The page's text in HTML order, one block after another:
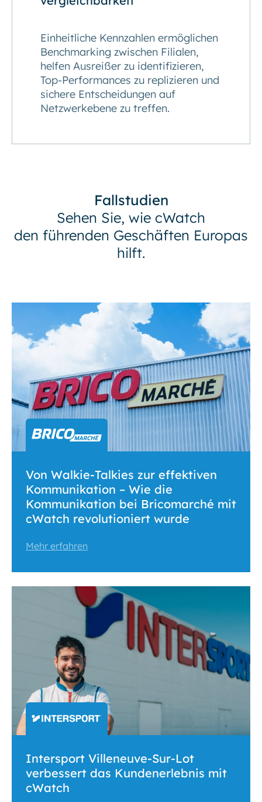
Einheitliche Kennzahlen ermöglichen
Benchmarking zwischen Filialen,
helfen Ausreißer zu identifizieren,
Top-Performances zu replizieren und
sichere Entscheidungen auf
Netzwerkebene zu treffen.
Fallstudien
Sehen Sie, wie cWatch
den führenden Geschäften Europas
hilft.
Von Walkie-Talkies zur effektiven
Kommunikation – Wie die
Kommunikation bei Bricomarché mit
cWatch revolutioniert wurde
Mehr erfahren
Intersport Villeneuve-Sur-Lot
verbessert das Kundenerlebnis mit
cWatch